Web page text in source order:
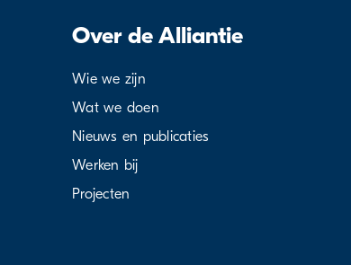
Over de Alliantie
Wie we zijn
Wat we doen
Nieuws en publicaties
Werken bij
Projecten